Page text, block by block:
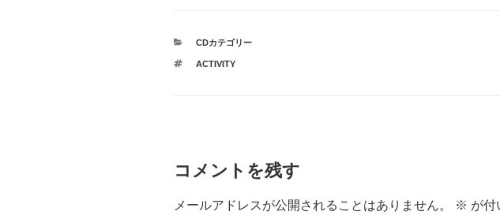
カ
ゴ
CDカテゴリー
タ
ACTIVITY
コメントを残す
メールアドレスが公開されることはありません。 ※ が付